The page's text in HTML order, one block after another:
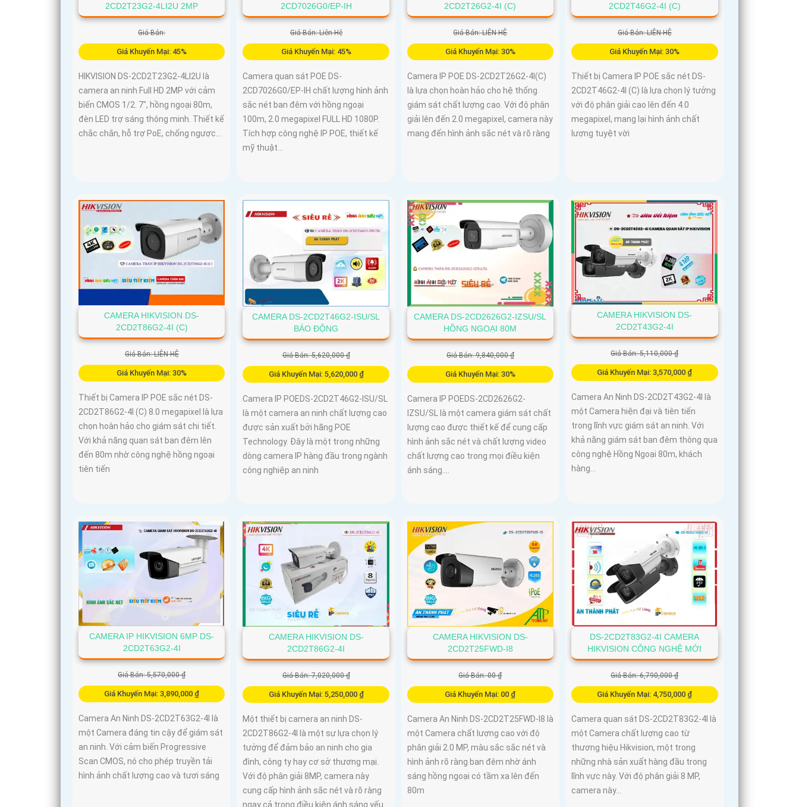
2CD2T23G2-4LI2U 2MP
Giá Bán:
Giá Khuyến Mại: 45%
HIKVISION DS-2CD2T23G2-4LI2U là
camera an ninh Full HD 2MP với cảm
biến CMOS 1/2. 7", hồng ngoại 80m,
đèn LED trợ sáng thông minh. Thiết kế
chắc chắn, hỗ trợ PoE, chống ngược...
2CD7026G0/EP-IH
Giá Bán: Liên Hệ
Giá Khuyến Mại: 45%
Camera quan sát POE DS-
2CD7026G0/EP-IH chất lượng hình ảnh
sắc nét ban đêm với hồng ngoại
100m, 2.0 megapixel FULL HD 1080P.
Tích hợp công nghệ IP POE, thiết kế
mỹ thuật...
2CD2T26G2-4I (C)
Giá Bán: LIÊN HỆ
Giá Khuyến Mại: 30%
Camera IP POE DS-2CD2T26G2-4I(C)
là lựa chọn hoàn hảo cho hệ thống
giám sát chất lượng cao. Với độ phân
giải lên đến 2.0 megapixel, camera này
mang đến hình ảnh sắc nét và rõ ràng
2CD2T46G2-4I (C)
Giá Bán: LIÊN HỆ
Giá Khuyến Mại: 30%
Thiết bị Camera IP POE sắc nét DS-
2CD2T46G2-4I (C) là lựa chọn lý tưởng
với độ phân giải cao lên đến 4.0
megapixel, mang lại hình ảnh chất
lượng tuyệt vời
CAMERA HIKVISION DS-
2CD2T86G2-4I (C)
Giá Bán: LIÊN HỆ
Giá Khuyến Mại: 30%
Thiết bị Camera IP POE sắc nét DS-
2CD2T86G2-4I (C) 8.0 megapixel là lựa
chọn hoàn hảo cho giám sát chi tiết.
Với khả năng quan sát ban đêm lên
đến 80m nhờ công nghệ hồng ngoại
tiên tiến
CAMERA DS-2CD2T46G2-ISU/SL
BÁO ĐỘNG
Giá Bán: 5,620,000 ₫
Giá Khuyến Mại: 5,620,000 ₫
Camera IP POEDS-2CD2T46G2-ISU/SL
là một camera an ninh chất lượng cao
được sản xuất bởi hãng POE
Technology. Đây là một trong những
dòng camera IP hàng đầu trong ngành
công nghiệp an ninh
CAMERA DS-2CD2626G2-IZSU/SL
HỒNG NGOẠI 80M
Giá Bán: 9,840,000 ₫
Giá Khuyến Mại: 30%
Camera IP POEDS-2CD2626G2-
IZSU/SL là một camera giám sát chất
lượng cao được thiết kế để cung cấp
hình ảnh sắc nét và chất lượng video
chất lượng cao trong mọi điều kiện
ánh sáng....
CAMERA HIKVISION DS-
2CD2T43G2-4I
Giá Bán: 5,110,000 ₫
Giá Khuyến Mại: 3,570,000 ₫
Camera An Ninh DS-2CD2T43G2-4I là
một Camera hiện đại và tiên tiến
trong lĩnh vực giám sát an ninh. Với
khả năng giám sát ban đêm thông qua
công nghệ Hồng Ngoại 80m, khách
hàng...
CAMERA IP HIKVISION 6MP DS-
2CD2T63G2-4I
Giá Bán: 5,570,000 ₫
Giá Khuyến Mại: 3,890,000 ₫
Camera An Ninh DS-2CD2T63G2-4I là
một Camera đáng tin cậy để giám sát
an ninh. Với cảm biến Progressive
Scan CMOS, nó cho phép truyền tải
hình ảnh chất lượng cao và tươi sáng
CAMERA HIKVISION DS-
2CD2T86G2-4I
Giá Bán: 7,020,000 ₫
Giá Khuyến Mại: 5,250,000 ₫
Một thiết bị camera an ninh DS-
2CD2T86G2-4I là một sự lựa chọn lý
tưởng để đảm bảo an ninh cho gia
đình, công ty hay cơ sở thương mại.
Với độ phân giải 8MP, camera này
cung cấp hình ảnh sắc nét và rõ ràng
ngay cả trong điều kiện ánh sáng yếu
CAMERA HIKVISION DS-
2CD2T25FWD-I8
Giá Bán: 00 ₫
Giá Khuyến Mại: 00 ₫
Camera An Ninh DS-2CD2T25FWD-I8 là
một Camera chất lượng cao với độ
phân giải 2.0 MP, màu sắc sắc nét và
hình ảnh rõ ràng ban đêm nhờ ánh
sáng hồng ngoại có tầm xa lên đến
80m
DS-2CD2T83G2-4I CAMERA
HIKVISION CÔNG NGHỆ MỚI
Giá Bán: 6,790,000 ₫
Giá Khuyến Mại: 4,750,000 ₫
Camera quan sát DS-2CD2T83G2-4I là
một Camera chất lượng cao từ
thương hiệu Hikvision, một trong
những nhà sản xuất hàng đầu trong
lĩnh vực này. Với độ phân giải 8 MP,
camera này...